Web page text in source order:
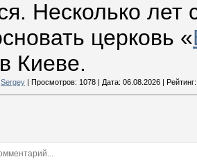
Несколько лет
церковь «
Киеве.
Sergey | Просмотров: 1078 | Дата: 06.08.2026 |